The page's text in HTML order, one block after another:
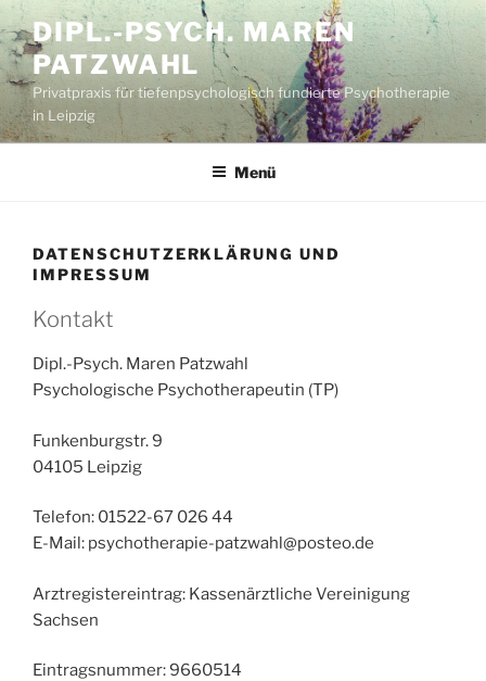
Zum
Inhalt
springen
DIPL.-PSYCH. MAREN
PATZWAHL
Privatpraxis für tiefenpsychologisch fundierte Psychotherapie
in Leipzig
Menü
DATENSCHUTZERKLÄRUNG UND
IMPRESSUM
Kontakt
Dipl.-Psych. Maren Patzwahl
Psychologische Psychotherapeutin (TP)
Funkenburgstr. 9
04105 Leipzig
Telefon: 01522-67 026 44
E-Mail: psychotherapie-patzwahl@posteo.de
Arztregistereintrag: Kassenärztliche Vereinigung
Sachsen
Eintragsnummer: 9660514